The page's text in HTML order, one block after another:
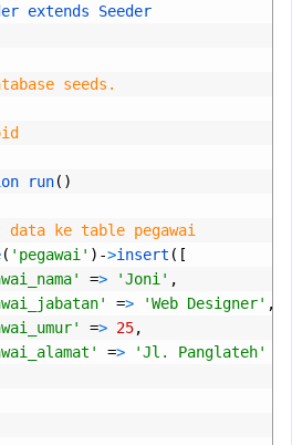
extends
Seeder
seeds.
run()
ke table pegawai
( 'pegawai' )->insert ([
=> 'Joni' ,
=> 'Web Designer' ,
=> 25,
=>
'Jl. Panglateh'